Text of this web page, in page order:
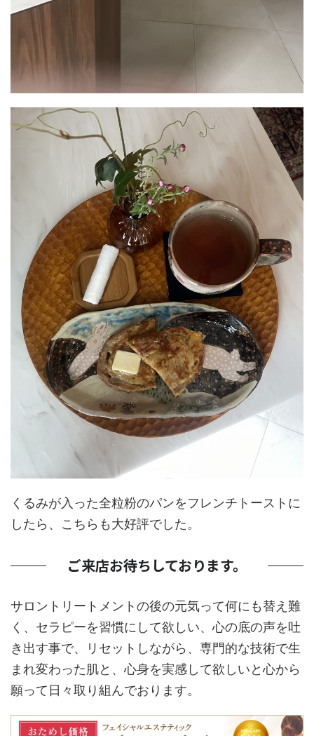
くるみが入った全粒粉のパンをフレンチトーストに
したら、こちらも大好評でした。
ご来店お待ちしております。
サロントリートメントの後の元気って何にも替え難
く、セラピーを習慣にして欲しい、心の底の声を吐
き出す事で、リセットしながら、専門的な技術で生
まれ変わった肌と、心身を実感して欲しいと心から
願って日々取り組んでおります。